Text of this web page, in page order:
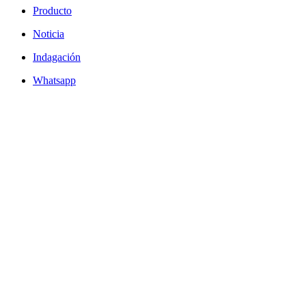
Producto
Noticia
Indagación
Whatsapp